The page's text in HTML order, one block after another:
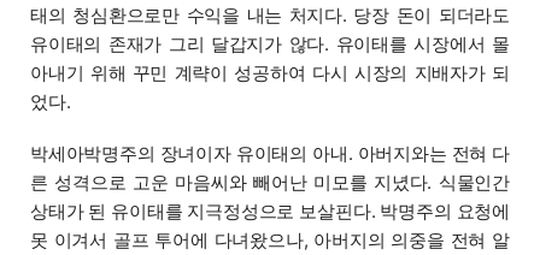
태의 청심환으로만 수익을 내는 처지다. 당장 돈이 되더라도
유이태의 존재가 그리 달갑지가 않다. 유이태를 시장에서 몰
아내기 위해 꾸민 계략이 성공하여 다시 시장의 지배자가 되
었다.
박세아박명주의 장녀이자 유이태의 아내. 아버지와는 전혀 다
른 성격으로 고운 마음씨와 빼어난 미모를 지녔다. 식물인간
상태가 된 유이태를 지극정성으로 보살핀다. 박명주의 요청에
못 이겨서 골프 투어에 다녀왔으나, 아버지의 의중을 전혀 알